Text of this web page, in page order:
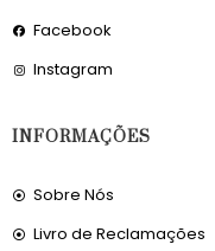
Facebook
Instagram
INFORMAÇÕES
Sobre Nós
Livro de Reclamações